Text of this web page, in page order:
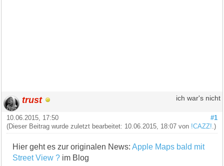
trust ich war's nicht
#1
10.06.2015, 17:50
(Dieser Beitrag wurde zuletzt bearbeitet: 10.06.2015, 18:07 von !CAZZ! .)
Hier geht es zur originalen News:Apple Maps bald mit
Street View ? im Blog